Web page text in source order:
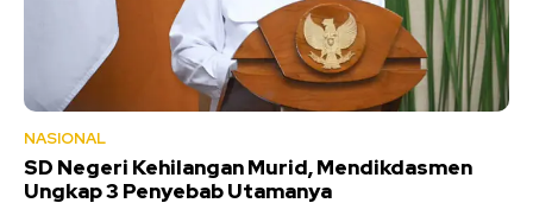
NASIONAL
SD Negeri Kehilangan Murid, Mendikdasmen
Ungkap 3 Penyebab Utamanya